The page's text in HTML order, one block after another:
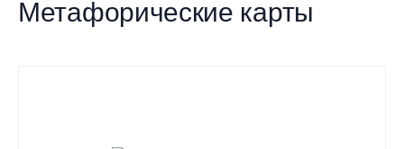
Метафорические карты